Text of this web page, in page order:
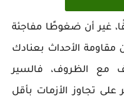
غير أن ضغوطًا مفاجئة
مقاومة الأحداث بعنادك
مع الظروف، فالسير
تجاوز الأزمات بأقل